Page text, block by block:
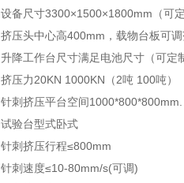
设备尺寸3300×1500×1800mm（可定
挤压头中心高400mm，载物台板可
升降工作台尺寸满足电池尺寸（可定
挤压力20KN 1000KN（2吨 100吨）
针刺挤压平台空间1000*800*800mm.
试验台型式卧式
针刺挤压行程≤800mm
针刺速度≤10-80mm/s(可调)